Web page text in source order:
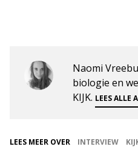
Naomi
biologie en
KIJK. LEES ALLE
LEES MEER OVER INTERVIEW